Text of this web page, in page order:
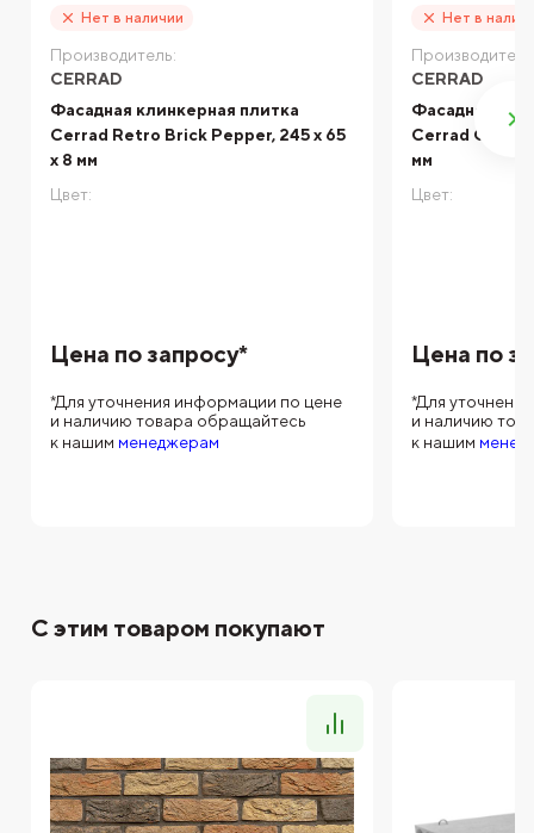
Нет в наличии
Производитель:
CERRAD
Фасадная клинкерная плитка
Cerrad Retro Brick Pepper, 245 x 65
x 8 мм
Цвет:
Цена по запросу*
*Для уточнения информации по цене
и наличию товара обращайтесь
к нашим менеджерам
Нет в
CERRAD
Фасадная
Cerrad Old
мм
Цвет:
Цена по
*Для
и наличию
к нашим
С этим товаром покупают